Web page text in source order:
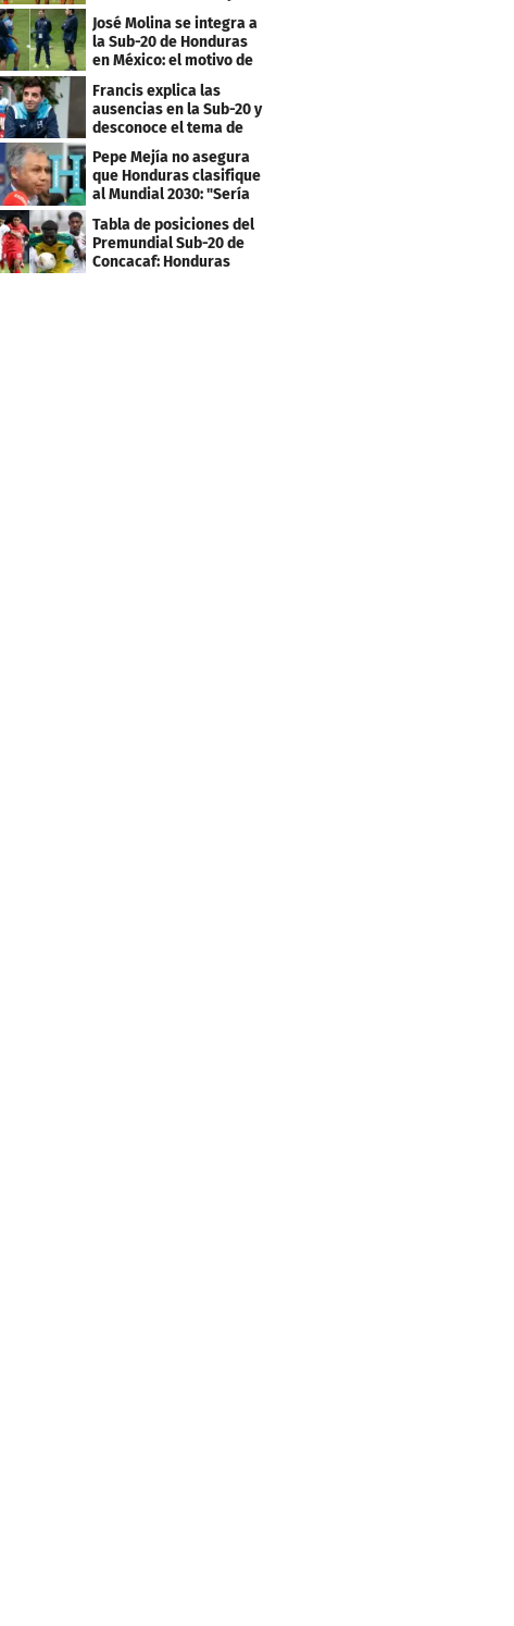
Juegos Olímpicos
José Molina se integra a
la Sub-20 de Honduras
en México: el motivo de
su viaje
Francis explica las
ausencias en la Sub-20 y
desconoce el tema de
los tiktokers
Pepe Mejía no asegura
que Honduras clasifique
al Mundial 2030: "Sería
mentir"
Tabla de posiciones del
Premundial Sub-20 de
Concacaf: Honduras